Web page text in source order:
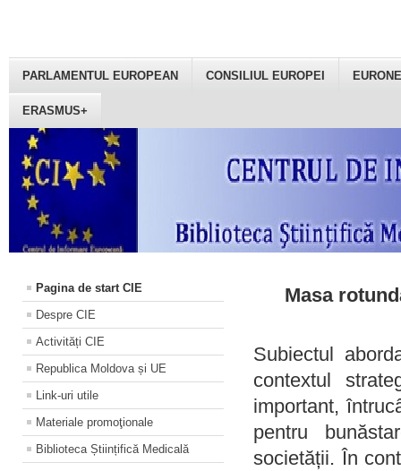
PARLAMENTUL EUROPEAN CONSILIUL EUROPEI
ERASMUS+
Pagina de start CIE
Despre CIE
Activități CIE
Republica Moldova și UE
Link-uri utile
Materiale promoţionale
Biblioteca Științifică Medicală
Masa
Subiectul
contextul
important,
pentru
societății. În